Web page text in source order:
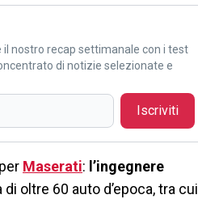
il nostro recap settimanale con i test
di notizie selezionate e
Iscriviti
Maserati: l’ingegnere
oltre 60 auto d’epoca, tra cui